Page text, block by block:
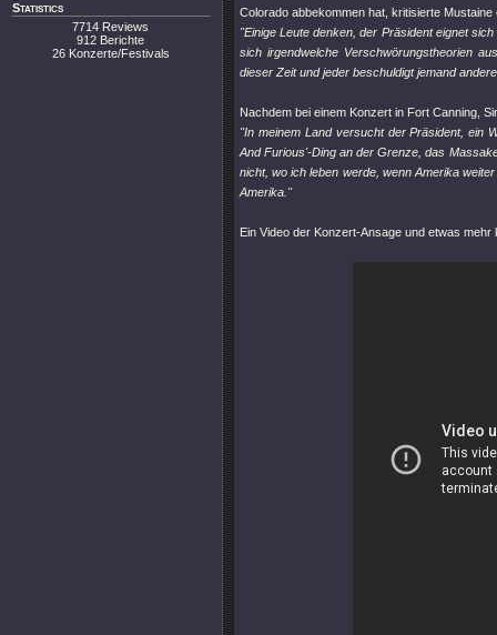
Statistics
7714 Reviews
912 Berichte
26 Konzerte/Festivals
Colorado abbekommen hat, kritisierte Mustaine
"Einige Leute denken, der Präsident eignet
sich irgendwelche Verschwörungstheorien
dieser Zeit und jeder beschuldigt jemand
Nachdem bei einem Konzert in Fort Canning,
"In meinem Land versucht der Präsident, ein
And Furious'-Ding an der Grenze, das
nicht, wo ich leben werde, wenn Amerika
Amerika."
Ein Video der Konzert-Ansage und etwas mehr